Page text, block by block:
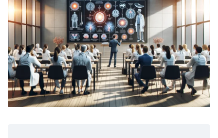
LatinoAmeri
ca